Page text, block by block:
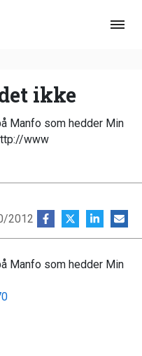
ikke
Manfo som hedder Min
www
2012
Manfo som hedder Min